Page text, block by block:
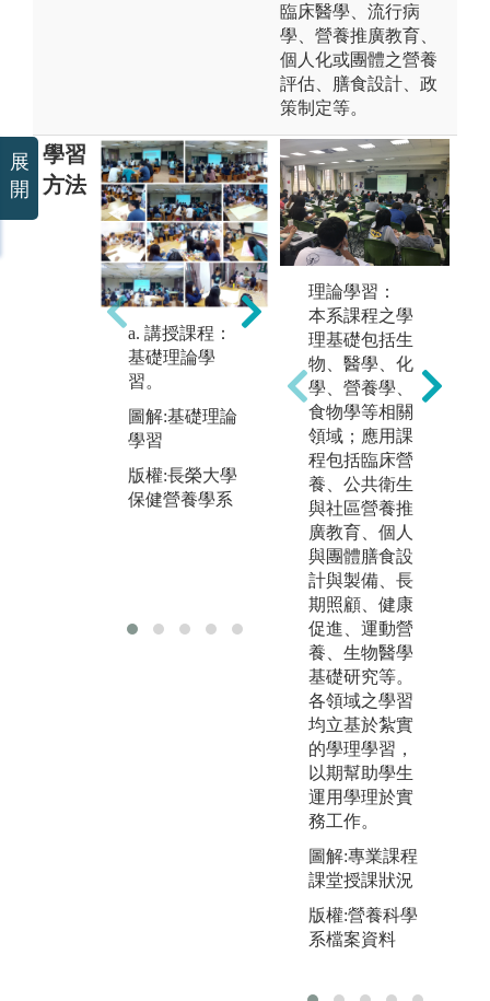
臨床醫學、流行病
學、營養推廣教育、
個人化或團體之營養
評估、膳食設計、政
策制定等。
學習
方法
a. 講授課程：
基礎理論學
習。
圖解:基礎理論
學習
版權:長榮大學
保健營養學系
b. 菜單設計與
實務操作：實
作學習，團隊
合作。
圖解:實作學
習，團隊合作
版權:長榮大學
保健營養學系
理論學習：
本系課程之學
理基礎包括生
物、醫學、化
學、營養學、
食物學等相關
領域；應用課
程包括臨床營
養、公共衛生
與社區營養推
廣教育、個人
與團體膳食設
計與製備、長
期照顧、健康
促進、運動營
養、生物醫學
基礎研究等。
各領域之學習
均立基於紮實
的學理學習，
以期幫助學生
運用學理於實
務工作。
圖解:專業課程
課堂授課狀況
版權:營養科學
系檔案資料
展
開